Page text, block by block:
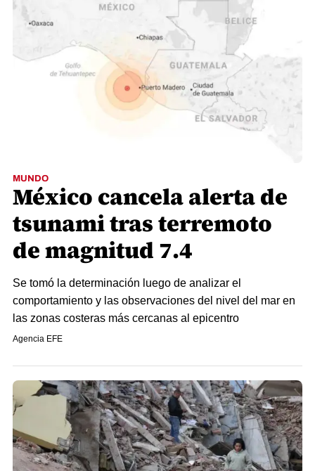
MUNDO
México cancela alerta de
tsunami tras terremoto
de magnitud 7.4
Se tomó la determinación luego de analizar el
comportamiento y las observaciones del nivel del mar en
las zonas costeras más cercanas al epicentro
Agencia EFE